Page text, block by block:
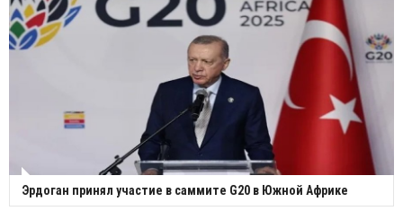
Эрдоган принял участие в саммите G20 в Южной Африке